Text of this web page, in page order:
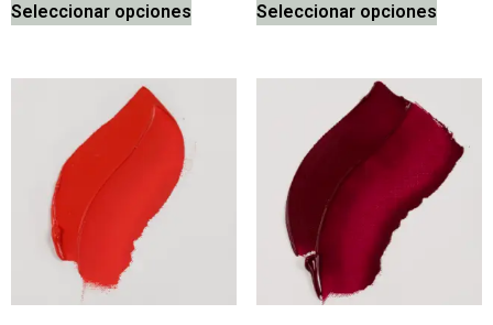
Seleccionar opciones Seleccionar opciones